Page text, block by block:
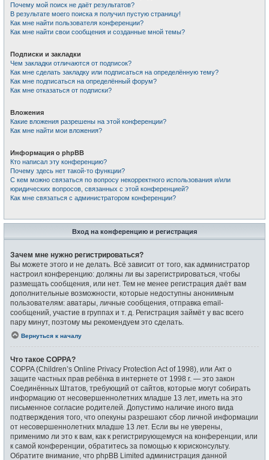
Почему мой поиск не даёт результатов?
В результате моего поиска я получил пустую страницу!
Как мне найти пользователя конференции?
Как мне найти свои сообщения и созданные мной темы?
Подписки и закладки
Чем закладки отличаются от подписок?
Как мне сделать закладку или подписаться на определённую тему?
Как мне подписаться на определённый форум?
Как мне отказаться от подписки?
Вложения
Какие вложения разрешены на этой конференции?
Как мне найти мои вложения?
Информация о phpBB
Кто написал эту конференцию?
Почему здесь нет такой-то функции?
С кем можно связаться по вопросу некорректного использования и/или
юридических вопросов, связанных с этой конференцией?
Как мне связаться с администратором конференции?
Вход на конференцию и регистрация
Зачем мне нужно регистрироваться?
Вы можете этого и не делать. Всё зависит от того, как администратор
настроил конференцию: должны ли вы зарегистрироваться, чтобы
размещать сообщения, или нет. Тем не менее регистрация даёт вам
дополнительные возможности, которые недоступны анонимным
пользователям: аватары, личные сообщения, отправка email-
сообщений, участие в группах и т. д. Регистрация займёт у вас всего
пару минут, поэтому мы рекомендуем это сделать.
Вернуться к началу
Что такое COPPA?
COPPA (Children’s Online Privacy Protection Act of 1998), или Акт о
защите частных прав ребёнка в интернете от 1998 г. — это закон
Соединённых Штатов, требующий от сайтов, которые могут собирать
информацию от несовершеннолетних младше 13 лет, иметь на это
письменное согласие родителей. Допустимо наличие иного вида
подтверждения того, что опекуны разрешают сбор личной информации
от несовершеннолетних младше 13 лет. Если вы не уверены,
применимо ли это к вам, как к регистрирующемуся на конференции, или
к самой конференции, обратитесь за помощью к юрисконсульту.
Обратите внимание, что phpBB Limited администрация данной